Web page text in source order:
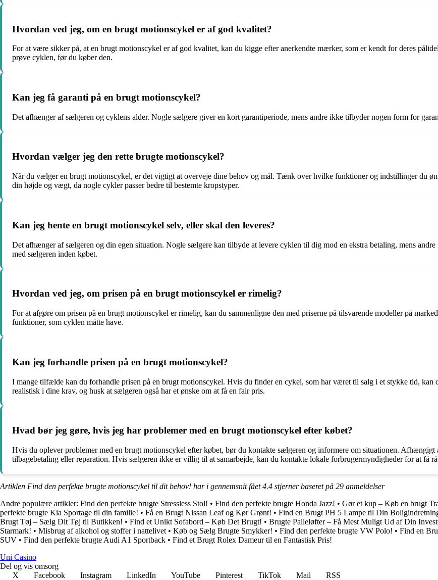
Hvordan ved jeg, om en brugt motionscykel er af god kvalitet?
For at være sikker på, at en brugt motionscykel er af god kvalitet, kan du kigge efter anerkendte mærker, som er kendt for deres
prøve cyklen, før du køber den.
Kan jeg få garanti på en brugt motionscykel?
Det afhænger af sælgeren og cyklens alder. Nogle sælgere giver en kort garantiperiode, mens andre ikke tilbyder nogen form for
Hvordan vælger jeg den rette brugte motionscykel?
Når du vælger en brugt motionscykel, er det vigtigt at overveje dine behov og mål. Tænk over hvilke funktioner og indstillinger du
din højde og vægt, da nogle cykler passer bedre til bestemte kropstyper.
Kan jeg hente en brugt motionscykel selv, eller skal den leveres?
Det afhænger af sælgeren og din egen situation. Nogle sælgere kan tilbyde at levere cyklen til dig mod en ekstra betaling, mens
med sælgeren inden købet.
Hvordan ved jeg, om prisen på en brugt motionscykel er rimelig?
For at afgøre om prisen på en brugt motionscykel er rimelig, kan du sammenligne den med priserne på tilsvarende modeller på
funktioner, som cyklen måtte have.
Kan jeg forhandle prisen på en brugt motionscykel?
I mange tilfælde kan du forhandle prisen på en brugt motionscykel. Hvis du finder en cykel, som har været til salg i et stykke tid,
realistisk i dine krav, og husk at sælgeren også har et ønske om at få en fair pris.
Hvad bør jeg gøre, hvis jeg har problemer med en brugt motionscykel efter købet?
Hvis du oplever problemer med en brugt motionscykel efter købet, bør du kontakte sælgeren og informere om situationen.
tilbagebetaling eller reparation. Hvis sælgeren ikke er villig til at samarbejde, kan du kontakte lokale forbrugermyndigheder for at få
Artiklen Find den perfekte brugte motionscykel til dit behov! har i gennemsnit fået4.4 stjerner baseret på 29 anmeldelser
Andre populære artikler: Find den perfekte brugte Stressless Stol! • Find den perfekte brugte Honda Jazz! • Gør et kup – Køb en brugt
perfekte brugte Kia Sportage til din familie! • Få en Brugt Nissan Leaf og Kør Grønt! • Find en Brugt PH 5 Lampe til Din
Brugt Tøj – Sælg Dit Tøj til Butikken! • Find et Unikt Sofabord – Køb Det Brugt! • Brugte Palleløfter – Få Mest Muligt Ud af Din
Starmark! • Misbrug af alkohol og stoffer i nattelivet • Køb og Sælg Brugte Smykker! • Find den perfekte brugte VW Polo! • Find en
SUV • Find den perfekte brugte Audi A1 Sportback • Find et Brugt Rolex Dameur til en Fantastisk Pris!
Uni Casino
Del og vis omsorg
X
Facebook Instagram LinkedIn YouTube Pinterest TikTok Mail RSS